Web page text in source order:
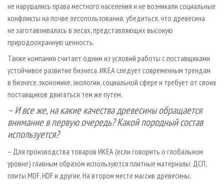
не нарушались права местного населения и не возникали социальные
конфликты на почве лесопользования; убедиться, что древесина
не заготавливалась в лесах, представляющих высокую
природоохранную ценность.
Также компания считает одним из условий работы с поставщиками
устойчивое развитие бизнеса. ИКЕА следует современным трендам
в бизнесе, экономике, экологии, социальной сфере и требует от своих
поставщиков двигаться тем же путем.
– И все же, на какие качества древесины обращается
внимание в первую очередь? Какой породный состав
используется?
– Для производства товаров ИКЕА (если говорить о глобальном
уровне) главным образом используются плитные материалы: ДСП,
плиты MDF, HDF и другие. На втором месте массив древесины,